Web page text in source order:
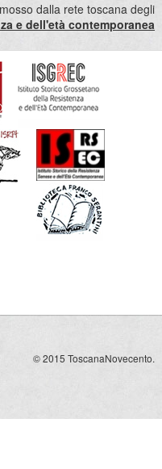
dalla rete toscana degli
e dell'età contemporanea
© 2015 ToscanaNovecento.